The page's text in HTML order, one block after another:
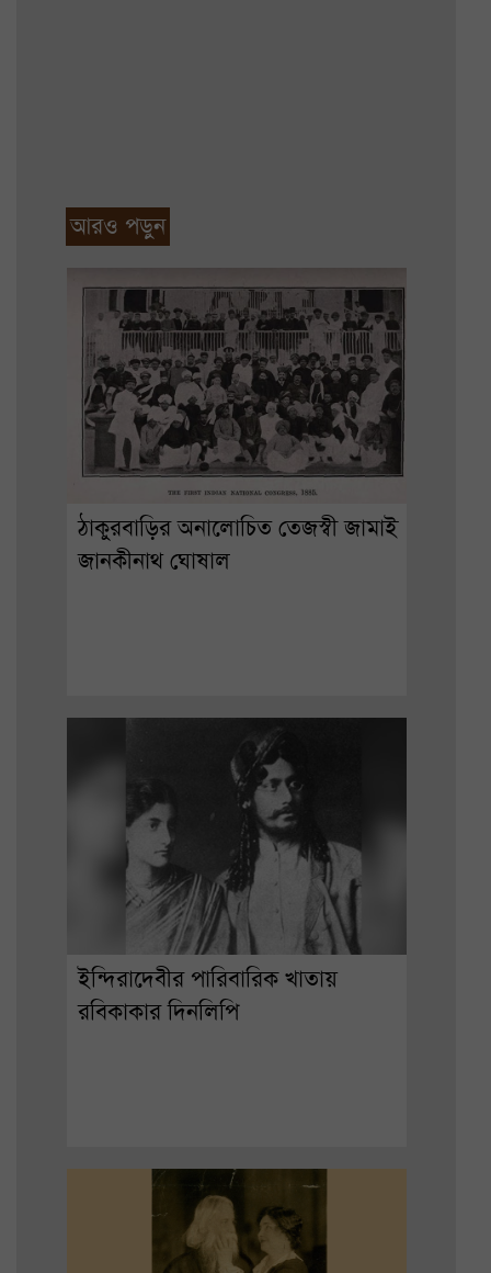
আরও পড়ুন
ঠাকুরবাড়ির অনালোচিত তেজস্বী জামাই
জানকীনাথ ঘোষাল
ইন্দিরাদেবীর পারিবারিক খাতায়
রবিকাকার দিনলিপি